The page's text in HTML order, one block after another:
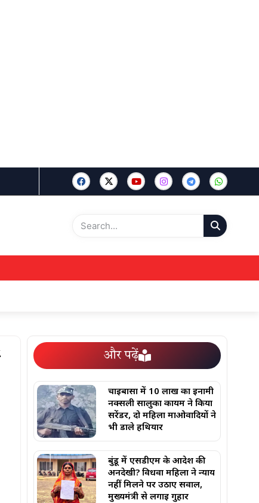
और पढ़ें
चाईबासा में 10 लाख का इनामी
नक्सली सालुका कायम ने किया
सरेंडर, दो महिला माओवादियों ने
भी डाले हथियार
बुंडू में एसडीएम के आदेश की
अनदेखी? विधवा महिला ने न्याय
नहीं मिलने पर उठाए सवाल,
मुख्यमंत्री से लगाई गुहार